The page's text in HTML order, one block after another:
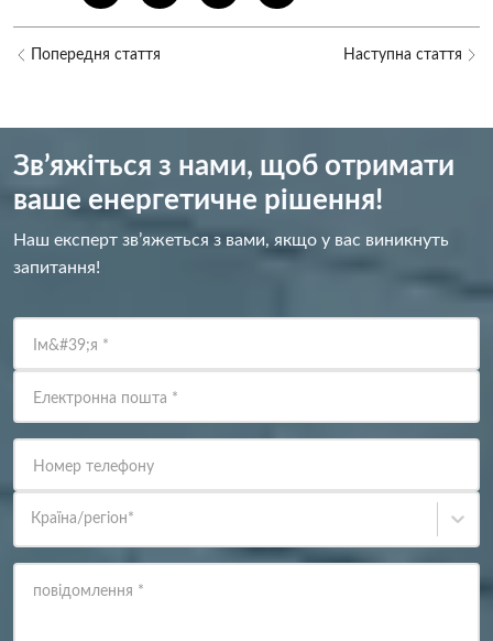
Попередня стаття Наступна стаття
Зв’яжіться з нами, щоб отримати
ваше енергетичне рішення!
Наш експерт зв’яжеться з вами, якщо у вас виникнуть
запитання!
Ім&#39;я *
Електронна пошта *
Номер телефону
Країна/регіон*
повідомлення *